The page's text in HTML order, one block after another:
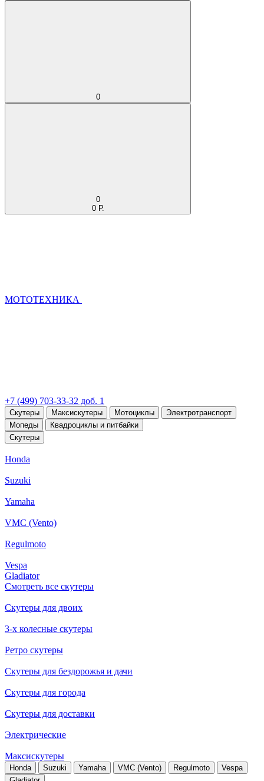
0
0
0 Р.
МОТОТЕХНИКА
+7 (499) 703-33-32 доб. 1
Скутеры Максискутеры Мотоциклы
Электротранспорт
Мопеды
Квадроциклы и питбайки
Скутеры
Honda
Suzuki
Yamaha
VMC (Vento)
Regulmoto
Vespa
Gladiator
Смотреть все скутеры
Скутеры для двоих
3-х колесные скутеры
Ретро скутеры
Скутеры для бездорожья и дачи
Скутеры для города
Скутеры для доставки
Электрические
Максискутеры
Honda Suzuki Yamaha VMC (Vento) Regulmoto
Vespa